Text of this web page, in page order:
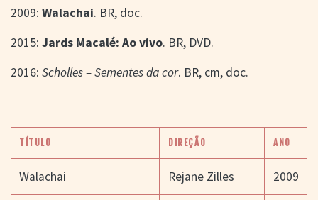
LOCALIZAÇÃO
2009: Walachai. BR, doc.
2015: Jards Macalé: Ao vivo. BR, DVD.
2016: Scholles – Sementes da cor. BR, cm, doc.
TÍTULO DIREÇÃO ANO
Walachai Rejane Zilles 2009